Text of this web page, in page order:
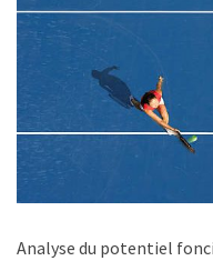
Analyse du potentiel